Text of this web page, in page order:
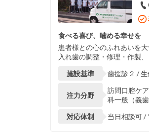
食べる喜び、噛める幸せを
患者様との心のふれあいを
入れ歯の調整・修理・作製
施設基準
歯援診２ /
注力分野
訪問口腔ケ
科一般（義
対応体制
当日相談可 /